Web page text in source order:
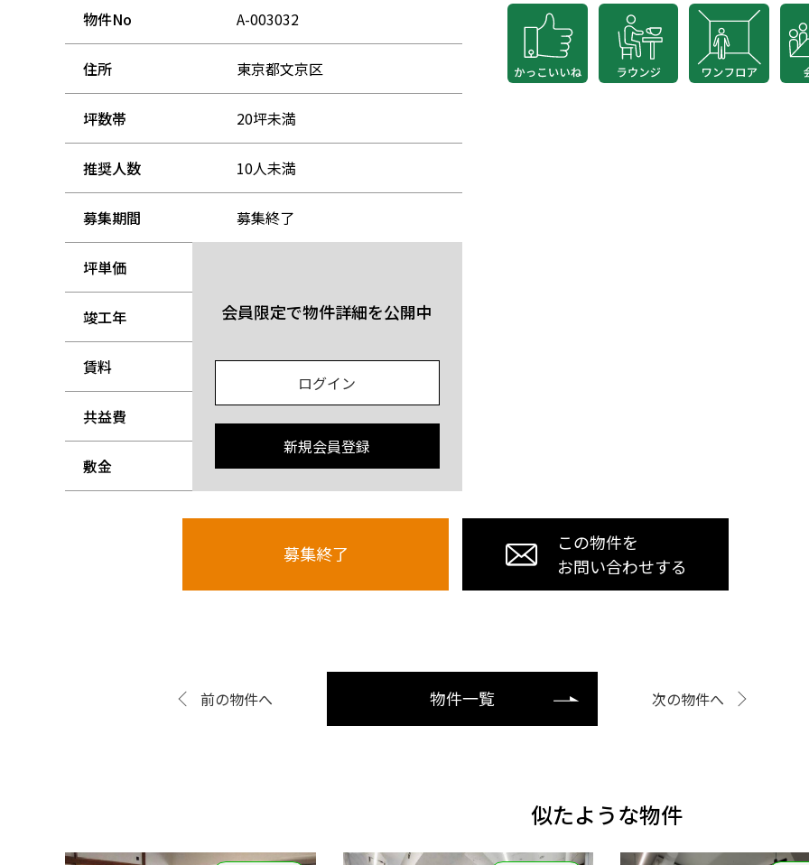
物件No A-003032
住所 東京都文京区
坪数帯 20坪未満
推奨人数 10人未満
募集期間 募集終了
坪単価
竣工年 -
賃料 -
共益費
敷金 -
会員限定で物件詳細を公開中
ログイン
新規会員登録
募集終了
この物件を
お問い合わせする
前の物件へ 物件一覧 次の物件へ
似たような物件